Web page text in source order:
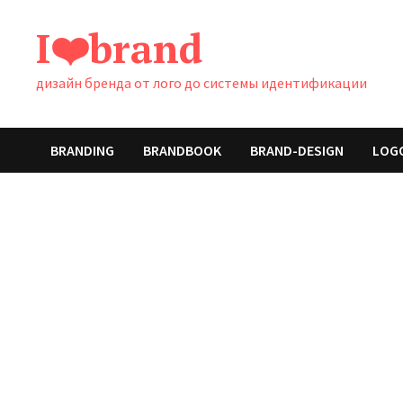
содержимому
I❤️brand
дизайн бренда от лого до системы идентификации
BRANDING BRANDBOOK BRAND-DESIGN